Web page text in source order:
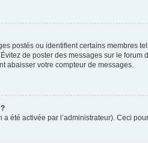
postés ou identifient certains membres
de poster des messages sur le
abaisser votre compteur de messages.
été activée par l’administrateur). Ceci